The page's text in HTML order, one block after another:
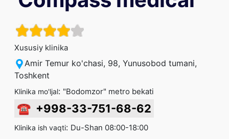
Xususiy klinika
Amir Temur ko'chasi, 98, Yunusobod tumani,
Toshkent
Klinika mo'ljal: "Bodomzor" metro bekati
☎ +998-33-751-68-62
Klinika ish vaqti: Du-Shan 08:00-18:00